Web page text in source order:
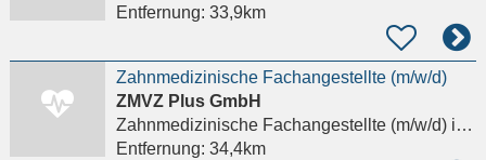
Entfernung: 33,9km
Zahnmedizinische Fachangestellte (m/w/d)
ZMVZ Plus GmbH
Zahnmedizinische Fachangestellte (m/w/d)in Schöneck
Entfernung: 34,4km